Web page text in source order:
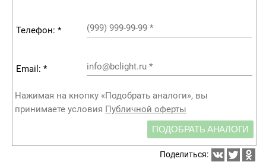
Телефон: * (999) 999-99-99 *
Email: * info@bclight.ru *
Нажимая на кнопку «Подобрать аналоги», вы
принимаете условия Публичной оферты
ПОДОБРАТЬ АНАЛОГИ
Поделиться: